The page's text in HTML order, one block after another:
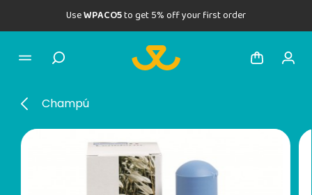
UseWPACO5to get 5% off your first order
Champú